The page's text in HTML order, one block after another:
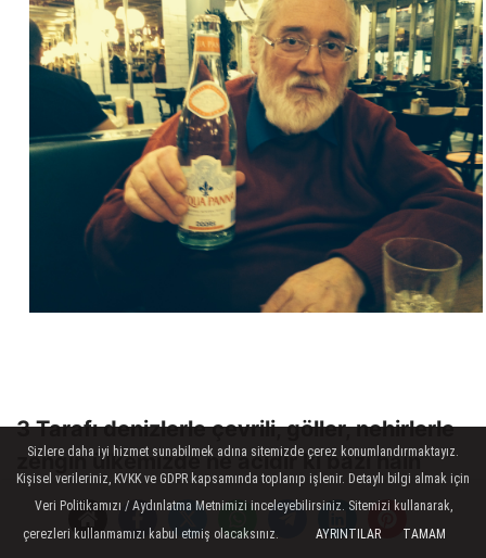
3 Tarafı denizlerle çevrili, göller, nehirlerle
zengin ülkemizde ne acıdır ki bazı hain
kuruluşlar ithal şişe suyu satıyorlar ?...
Ne günlere geldik ?...
Sizlere daha iyi hizmet sunabilmek adına sitemizde çerez konumlandırmaktayız.
Kişisel verileriniz, KVKK ve GDPR kapsamında toplanıp işlenir. Detaylı bilgi almak için
Veri Politikamızı / Aydınlatma Metnimizi inceleyebilirsiniz. Sitemizi kullanarak,
çerezleri kullanmamızı kabul etmiş olacaksınız.
AYRINTILAR TAMAM